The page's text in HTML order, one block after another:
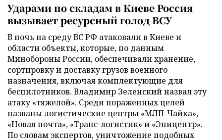
Ударами по складам в Киеве Россия
вызывает ресурсный голод ВСУ
В ночь на среду ВС РФ атаковали в Киеве и
области объекты, которые, по данным
Минобороны России, обеспечивали хранение,
сортировку и доставку грузов военного
назначения, включая комплектующие для
беспилотников. Владимир Зеленский назвал эту
атаку «тяжелой». Среди пораженных целей
названы логистические центры «МЛП-Чайка»,
«Новая почта», «Транс-логистик» и «Эпицентр».
По словам экспертов, уничтожение подобных